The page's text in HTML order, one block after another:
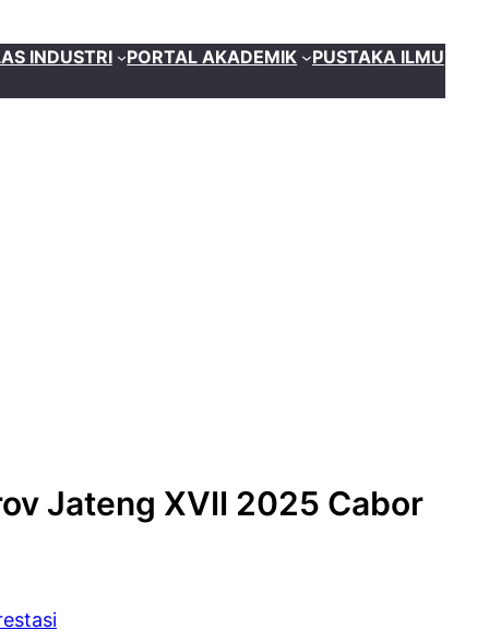
INDUSTRI PORTAL AKADEMIK
PUSTAKA ILMU
Jateng XVII 2025 Cabor